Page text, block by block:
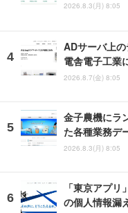
2026.8.3(月) 8:05
ADサーバ上
電舎電子工業
2026.8.7(金) 8:05
金子農機にラ
た各種業務デ
2026.8.3(月) 8:05
「東京アプ
の個人情報漏